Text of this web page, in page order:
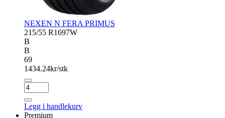
NEXEN N FERA PRIMUS
215/55 R1697W
B
B
69
1434.24kr/stk
NEXEN
N
FERA
PRIMUS
Legg i handlekurv
Premium